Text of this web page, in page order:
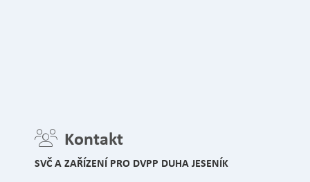
Kontakt
SVČ A ZAŘÍZENÍ PRO DVPP DUHA JESENÍK